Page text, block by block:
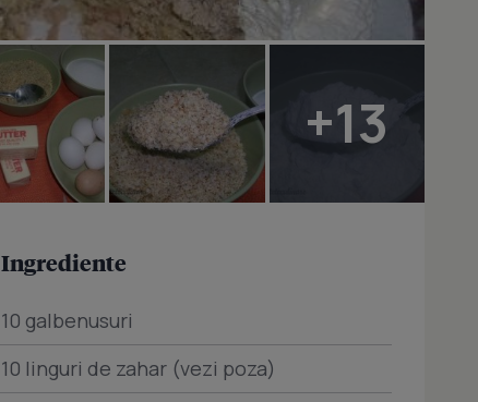
+13
Ingrediente
10 galbenusuri
10 linguri de zahar (vezi poza)